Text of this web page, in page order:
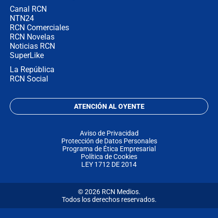
Canal RCN
NTN24
RCN Comerciales
RCN Novelas
Noticias RCN
SuperLike
La República
RCN Social
ATENCIÓN AL OYENTE
Aviso de Privacidad
Protección de Datos Personales
Programa de Ética Empresarial
Política de Cookies
LEY 1712 DE 2014
© 2026 RCN Medios.
Todos los derechos reservados.